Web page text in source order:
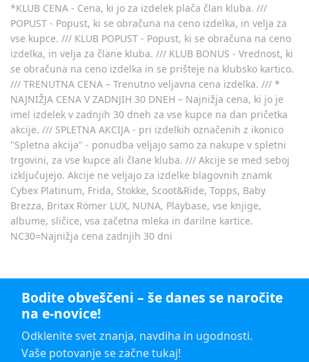
*KLUB CENA - Cena, ki jo za izdelek plača član kluba. ///
POPUST - Popust, ki se obračuna na ceno izdelka, in velja za
vse kupce. /// KLUB POPUST - Popust, ki se obračuna na ceno
izdelka, in velja za člane kluba. /// KLUB BONUS - Vrednost, ki
se obračuna na ceno izdelka in se prišteje na klubsko kartico.
/// TRENUTNA CENA – Trenutno veljavna cena izdelka. /// *
NAJNIŽJA CENA V ZADNJIH 30 DNEH – Najnižja cena, ki jo je
imel izdelek v zadnjih 30 dneh za vse kupce na dan pričetka
akcije. /// SPLETNA AKCIJA - pri izdelkih označenih z ikonico
"Spletna akcija" - ponudba veljajo samo za nakupe v spletni
trgovini, za vse kupce ali člane kluba. /// Akcije se med seboj
izključujejo. Akcije ne veljajo za izdelke blagovnih znamk
Cybex Platinum, Frida, Stokke, Scoot&Ride, Topps, Baby
Brezza, Britax Römer LUX, NUNA, Playbase, vse knjige,
albume, sličice, vsa začetna mleka in darilne kartice.
NC30=Najnižja cena zadnjih 30 dni
Bodite obveščeni – še danes se naročite
na e-novice!
Odklenite svet znanja, navdiha in ugodnosti.
Vaše potovanje se začne tukaj!